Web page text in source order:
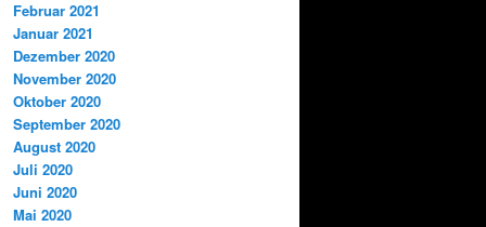
Februar 2021
Januar 2021
Dezember 2020
November 2020
Oktober 2020
September 2020
August 2020
Juli 2020
Juni 2020
Mai 2020